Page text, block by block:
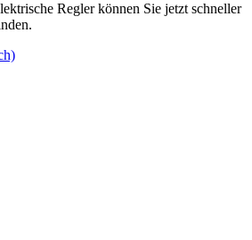
Regler können Sie jetzt schneller